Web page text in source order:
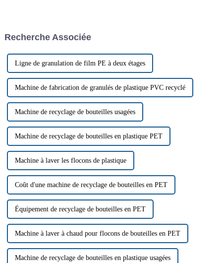
précieux pour toute
Recherche Associée
Ligne de granulation de film PE à deux étages
Machine de fabrication de granulés de plastique PVC recyclé
Machine de recyclage de bouteilles usagées
Machine de recyclage de bouteilles en plastique PET
Machine à laver les flocons de plastique
Coût d'une machine de recyclage de bouteilles en PET
Équipement de recyclage de bouteilles en PET
Machine à laver à chaud pour flocons de bouteilles en PET
Machine de recyclage de bouteilles en plastique usagées